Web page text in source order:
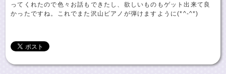
ってくれたので色々お話もできたし、欲しいものもゲット出来て良
かったですね。これでまた沢山ピアノが弾けますように(*^-^*)